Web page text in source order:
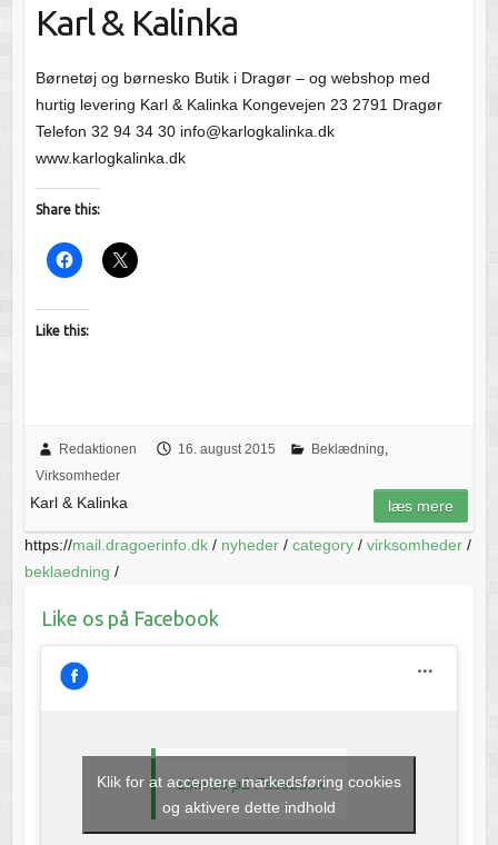
Karl & Kalinka
Børnetøj og børnesko Butik i Dragør – og webshop med
hurtig levering Karl & Kalinka Kongevejen 23 2791 Dragør
Telefon 32 94 34 30 info@karlogkalinka.dk
www.karlogkalinka.dk
Share this:
Like this:
Redaktionen 16. august 2015 Beklædning,
Virksomheder
Karl & Kalinka læs mere
https://mail.dragoerinfo.dk/ nyheder/ category/ virksomheder/
beklaedning /
Like os på Facebook
Like os på Facebook
Klik for at acceptere markedsføring cookies
og aktivere dette indhold